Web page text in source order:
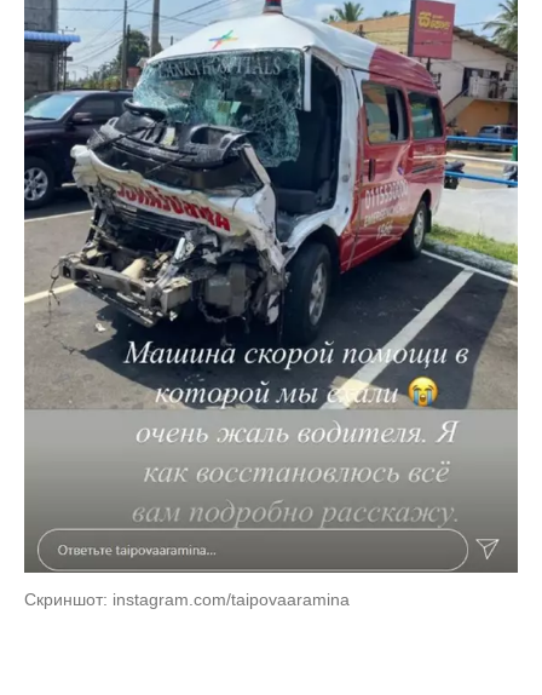
Скриншот: instagram.com/taipovaaramina